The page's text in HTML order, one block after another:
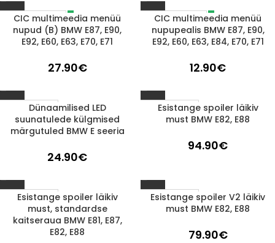
LÄBIMÜÜDUD
CIC multimeedia menüü
nupud (B) BMW E87, E90,
E92, E60, E63, E70, E71
27.90€
LÄBIMÜÜDUD
CIC multimeedia menüü
nupupealis BMW E87, E90,
E92, E60, E63, E84, E70, E71
12.90€
1-3 D.D.
Dünaamilised LED
suunatulede külgmised
märgutuled BMW E seeria
24.90€
1-3 D.D.
Esistange spoiler läikiv
must BMW E82, E88
94.90€
1-3 D.D.
Esistange spoiler läikiv
must, standardse
kaitseraua BMW E81, E87,
E82, E88
1-3 D.D.
Esistange spoiler V2 läikiv
must BMW E82, E88
79.90€